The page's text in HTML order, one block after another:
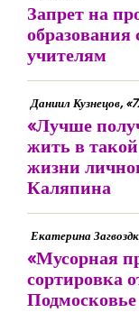
Запрет на
учителям
Даниил Кузнецов,
«Лучше
жить в
жизни
Каляпина
Екатерина
«Мусорная
сортировка
Подмосковье